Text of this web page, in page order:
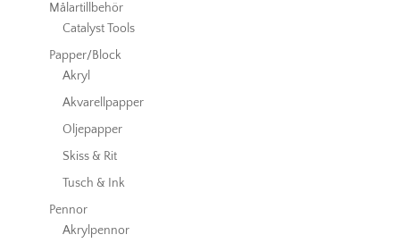
Målartillbehör
Catalyst Tools
Papper/Block
Akryl
Akvarellpapper
Oljepapper
Skiss & Rit
Tusch & Ink
Pennor
Akrylpennor